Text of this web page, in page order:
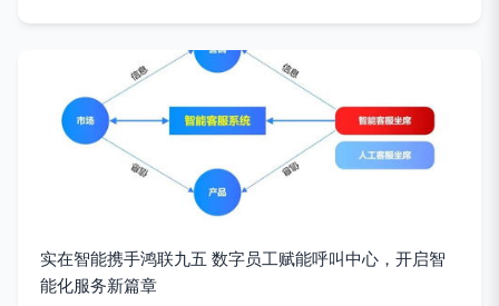
实在智能携手鸿联九五 数字员工赋能呼叫中心，开启智
能化服务新篇章